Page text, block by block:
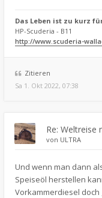
Das Leben ist zu kurz
HP-Scuderia - B11
http://www.scuderia-
Zitieren
Sa 1. Okt 2022, 07:38
Re: Weltreise
von ULTRA
Und wenn man dann
Speiseöl herstellen
Vorkammerdiesel doch